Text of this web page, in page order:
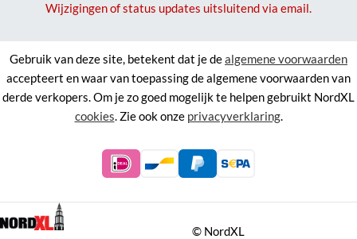
Wijzigingen of status updates uitsluitend via email.
Gebruik van deze site, betekent dat je dealgemene voorwaarden
accepteert en waar van toepassing de algemene voorwaarden van
derde verkopers. Om je zo goed mogelijk te helpen gebruikt NordXL
cookies. Zie ook onze privacyverklaring.
© NordXL